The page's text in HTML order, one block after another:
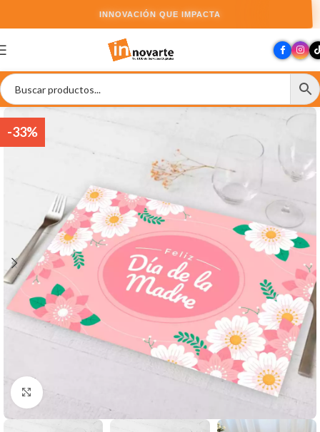
INNOVACIÓN QUE IMPACTA
-33%
Clic para ampliar